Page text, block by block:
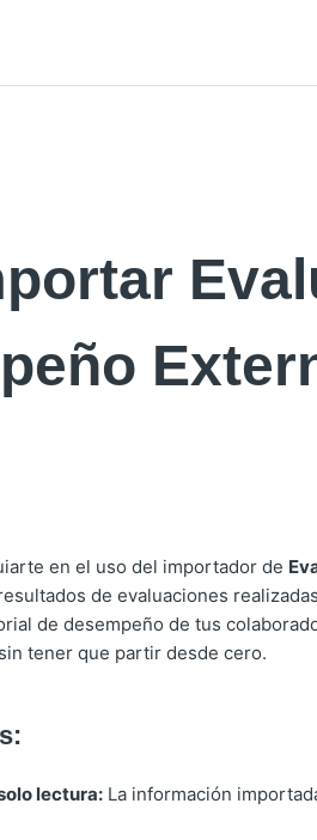
en el uso del importador de
de evaluaciones
de desempeño de tus
tener que partir desde cero.
lectura:La información